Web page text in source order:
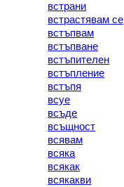
встрани
встрастявам се
встъпвам
встъпване
встъпителен
встъпление
встъпя
всуе
всъде
всъщност
всявам
всяка
всякак
всякакви